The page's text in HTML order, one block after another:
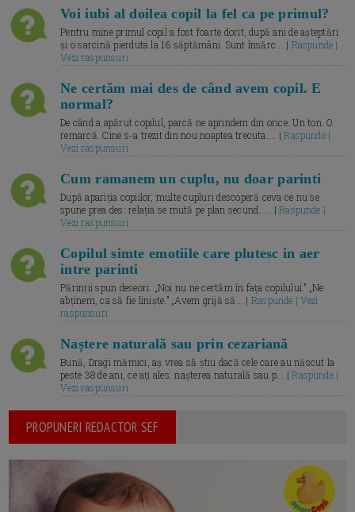
Voi iubi al doilea copil la fel ca pe primul?
Pentru mine primul copil a fost foarte dorit, după ani de așteptări
și o sarcină pierduta la 16 săptămâni. Sunt însărc... | Raspunde |
Vezi raspunsuri
Ne certăm mai des de când avem copil. E
normal?
De când a apărut copilul, parcă ne aprindem din orice. Un ton. O
remarcă. Cine s-a trezit din nou noaptea trecuta.... |Raspunde |
Vezi raspunsuri
Cum ramanem un cuplu, nu doar parinti
După apariția copiilor, multe cupluri descoperă ceva ce nu se
spune prea des: relația se mută pe plan secund. ... |Raspunde |
Vezi raspunsuri
Copilul simte emotiile care plutesc in aer
intre parinti
Părinții spun deseori: „Noi nu ne certăm în fața copilului.” „Ne
abținem, ca să fie liniște.” „Avem grijă să... | Raspunde | Vezi
raspunsuri
Naștere naturală sau prin cezariană
Bună, Dragi mămici, aș vrea să știu dacă cele care au născut la
peste 38 de ani, ce ați ales: nașterea naturală sau p... |Raspunde |
Vezi raspunsuri
PROPUNERI REDACTOR SEF